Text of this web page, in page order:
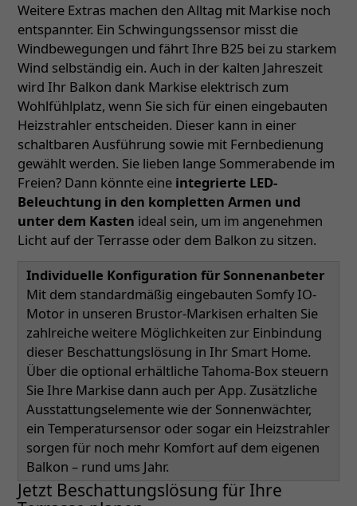
Weitere Extras machen den Alltag mit Markise noch
entspannter. Ein Schwingungssensor misst die
Windbewegungen und fährt Ihre B25 bei zu starkem
Wind selbständig ein. Auch in der kalten Jahreszeit
wird Ihr Balkon dank Markise elektrisch zum
Wohlfühlplatz, wenn Sie sich für einen eingebauten
Heizstrahler entscheiden. Dieser kann in einer
schaltbaren Ausführung sowie mit Fernbedienung
gewählt werden. Sie lieben lange Sommerabende im
Freien? Dann könnte eine integrierte LED-
Beleuchtung in den kompletten Armen und
unter dem Kasten ideal sein, um im angenehmen
Licht auf der Terrasse oder dem Balkon zu sitzen.
Individuelle Konfiguration für Sonnenanbeter
Mit dem standardmäßig eingebauten Somfy IO-
Motor in unseren Brustor-Markisen erhalten Sie
zahlreiche weitere Möglichkeiten zur Einbindung
dieser Beschattungslösung in Ihr Smart Home.
Über die optional erhältliche Tahoma-Box steuern
Sie Ihre Markise dann auch per App. Zusätzliche
Ausstattungselemente wie der Sonnenwächter,
ein Temperatursensor oder sogar ein Heizstrahler
sorgen für noch mehr Komfort auf dem eigenen
Balkon – rund ums Jahr.
Jetzt Beschattungslösung für Ihre